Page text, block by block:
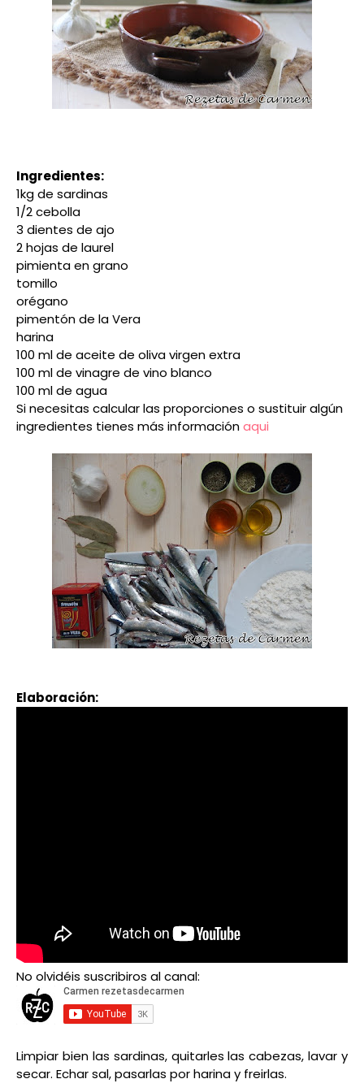
Ingredientes:
1kg de sardinas
1/2 cebolla
3 dientes de ajo
2 hojas de laurel
pimienta en grano
tomillo
orégano
pimentón de la Vera
harina
100 ml de aceite de oliva virgen extra
100 ml de vinagre de vino blanco
100 ml de agua
Si necesitas calcular las proporciones o sustituir algún
ingredientes tienes más informaciónaqui
Elaboración:
No olvidéis suscribiros al canal:
Limpiar bien las sardinas, quitarles las cabezas, lavar y
secar. Echar sal, pasarlas por harina y freirlas.